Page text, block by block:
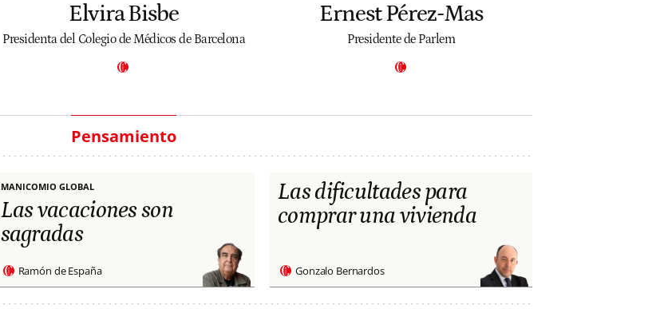
Elvira Bisbe
Presidenta del Colegio de Médicos de Barcelona
Ernest Pérez-Mas
Presidente de Parlem
Pensamiento
MANICOMIO GLOBAL
Las vacaciones son
sagradas
Ramón de España
Las dificultades para
comprar una vivienda
Gonzalo Bernardos